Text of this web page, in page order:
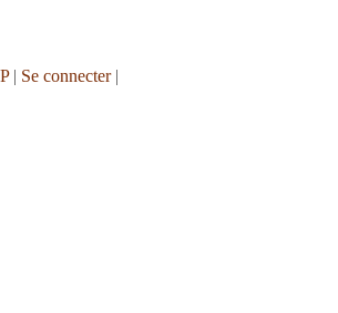
| Se connecter|